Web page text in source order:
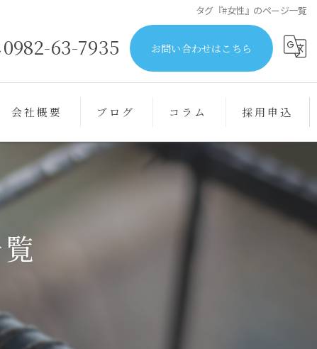
タグ『#女性』のページ一覧
0982-63-7935 お問い合わせはこちら
会社概要 ブログ コラム 採用申込